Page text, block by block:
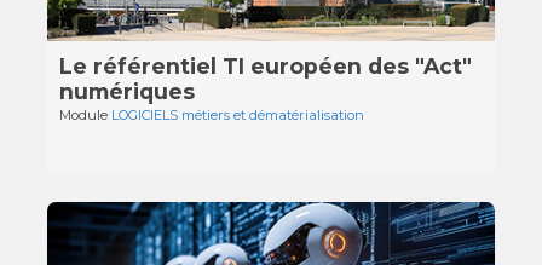
Le référentiel TI européen des "Act"
numériques
Module LOGICIELS métiers et dématérialisation